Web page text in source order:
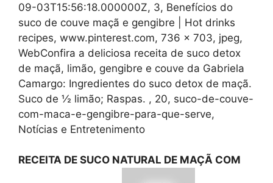
09-03T15:56:18.000000Z, 3, Benefícios do
suco de couve maçã e gengibre | Hot drinks
recipes, www.pinterest.com, 736 x 703, jpeg,
WebConfira a deliciosa receita de suco detox
de maçã, limão, gengibre e couve da Gabriela
Camargo: Ingredientes do suco detox de maçã.
Suco de ½ limão; Raspas. , 20, suco-de-couve-
com-maca-e-gengibre-para-que-serve,
Notícias e Entretenimento
RECEITA DE SUCO NATURAL DE MAÇÃ COM